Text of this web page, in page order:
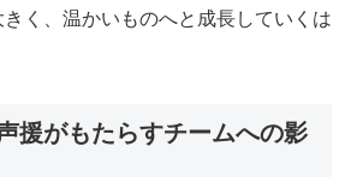
く、温かいものへと成長していくは
援がもたらすチームへの影